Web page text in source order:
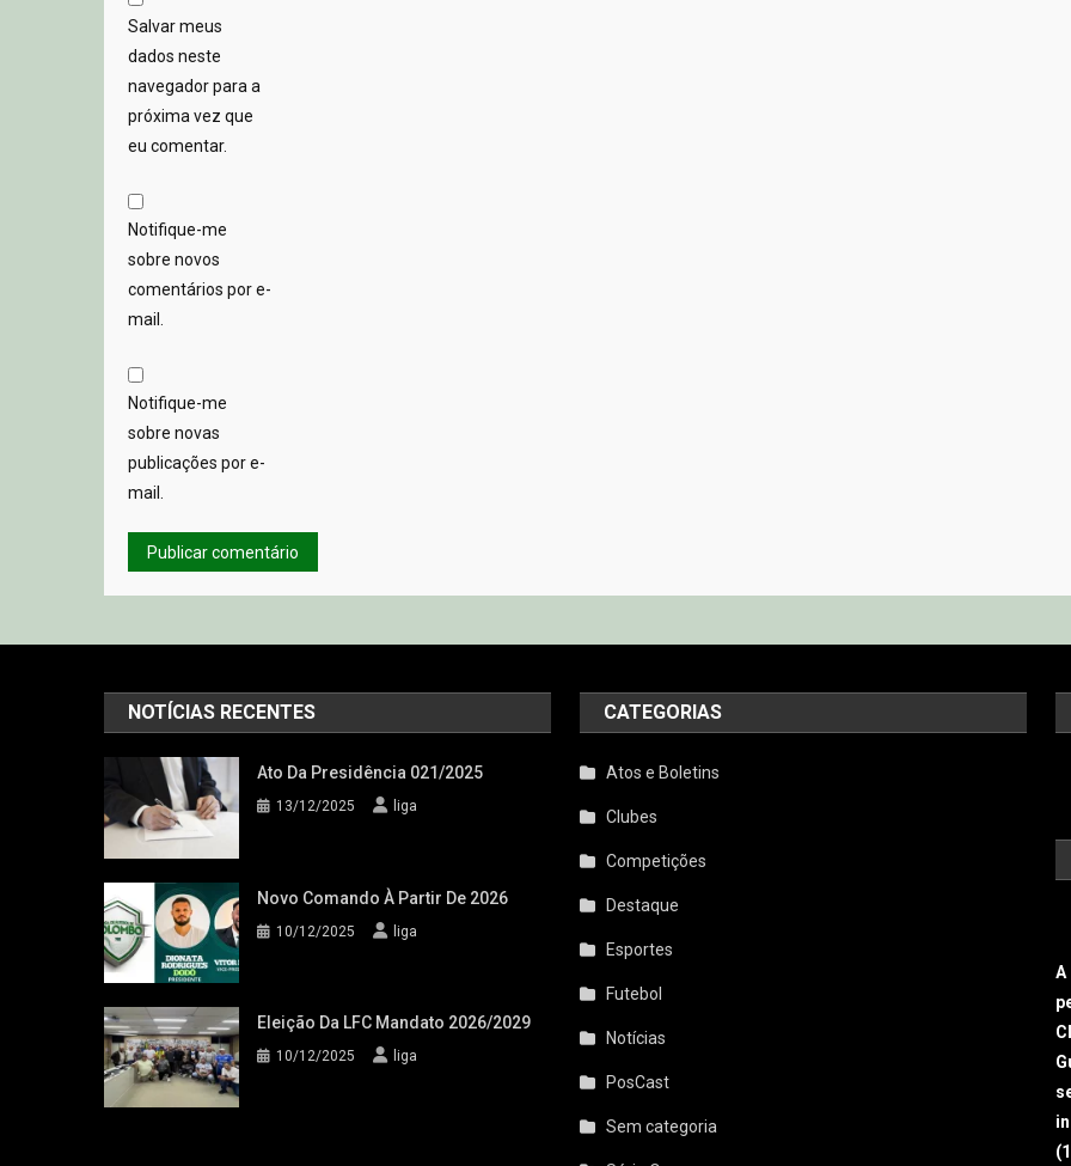
Salvar meus
dados neste
navegador para a
próxima vez que
eu comentar.
Notifique-me
sobre novos
comentários por e-
mail.
Notifique-me
sobre novas
publicações por e-
mail.
NOTÍCIAS RECENTES
Ato Da Presidência 021/2025
13/12/2025 liga
Novo Comando À Partir De 2026
10/12/2025 liga
Eleição Da LFC Mandato 2026/2029
10/12/2025 liga
CATEGORIAS
Atos e Boletins
Clubes
Competições
Destaque
Esportes
Futebol
Notícias
PosCast
Sem categoria
A